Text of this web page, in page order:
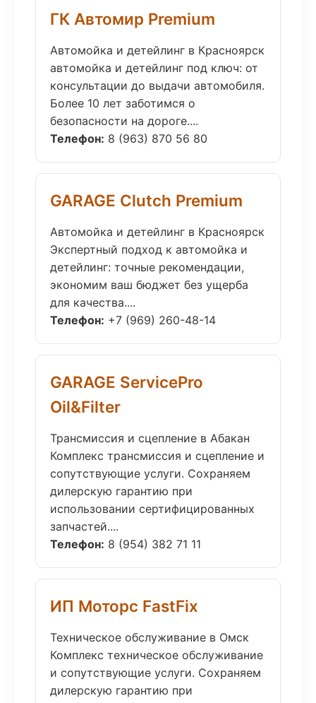
ГК Автомир Premium
Автомойка и детейлинг в Красноярск
автомойка и детейлинг под ключ: от
консультации до выдачи автомобиля.
Более 10 лет заботимся о
безопасности на дороге....
Телефон: 8 (963) 870 56 80
GARAGE Clutch Premium
Автомойка и детейлинг в Красноярск
Экспертный подход к автомойка и
детейлинг: точные рекомендации,
экономим ваш бюджет без ущерба
для качества....
Телефон: +7 (969) 260-48-14
GARAGE ServicePro
Oil&Filter
Трансмиссия и сцепление в Абакан
Комплекс трансмиссия и сцепление и
сопутствующие услуги. Сохраняем
дилерскую гарантию при
использовании сертифицированных
запчастей....
Телефон: 8 (954) 382 71 11
ИП Моторс FastFix
Техническое обслуживание в Омск
Комплекс техническое обслуживание
и сопутствующие услуги. Сохраняем
дилерскую гарантию при